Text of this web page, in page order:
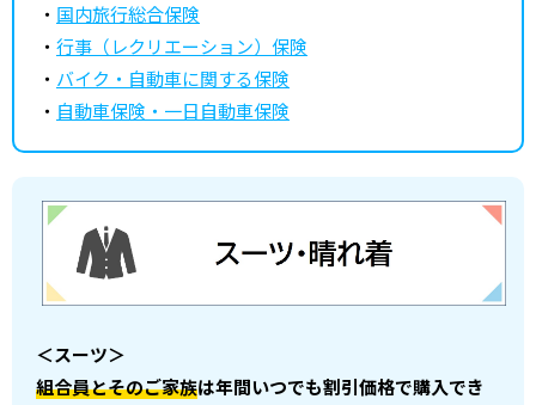
・ 国内旅行総合保険
・ 行事（レクリエーション）保険
・ バイク・自動車に関する保険
・ 自動車保険・一日自動車保険
＜スーツ＞
組合員とそのご家族は年間いつでも割引価格で購入でき